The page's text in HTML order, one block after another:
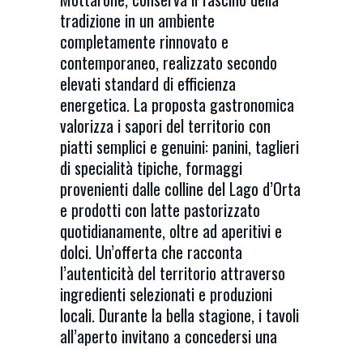
tradizione in un ambiente
completamente rinnovato e
contemporaneo, realizzato secondo
elevati standard di efficienza
energetica. La proposta gastronomica
valorizza i sapori del territorio con
piatti semplici e genuini: panini, taglieri
di specialità tipiche, formaggi
provenienti dalle colline del Lago d’Orta
e prodotti con latte pastorizzato
quotidianamente, oltre ad aperitivi e
dolci. Un’offerta che racconta
l’autenticità del territorio attraverso
ingredienti selezionati e produzioni
locali. Durante la bella stagione, i tavoli
all’aperto invitano a concedersi una